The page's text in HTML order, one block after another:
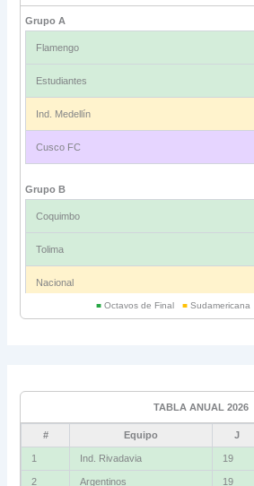
Grupo A
Flamengo
Estudiantes
Ind. Medellín
Cusco FC
Grupo B
Coquimbo
Tolima
Nacional
Bolívar
La Guaira
■Octavos de Final ■Sudamericana
TABLA ANUAL 2026
# Equipo J
1 Ind. Rivadavia 19
2 Argentinos 19